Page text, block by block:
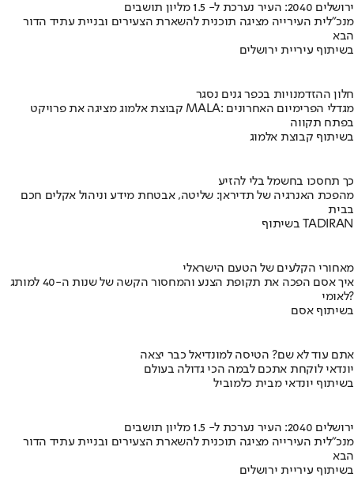
ירושלים 2040: העיר נערכת ל- 1.5 מליון תושבים
מנכ"לית העירייה מציגה תוכנית להשארת הצעירים ובניית עתיד הדור
הבא
בשיתוף עיריית ירושלים
חלון ההזדמנויות בכפר גנים נסגר
קבוצת אלמוג מציגה את פרויקט MALA: מגדלי הפרימיום האחרונים
בפתח תקווה
בשיתוף קבוצת אלמוג
כך תחסכו בחשמל בלי להזיע
מהפכת האנרגיה של תדיראן: שליטה, אבטחת מידע וניהול אקלים חכם
בבית
בשיתוף TADIRAN
מאחורי הקלעים של הטעם הישראלי
איך אסם הפכה את תקופת הצנע והמחסור הקשה של שנות ה-40 למותג
לאומי?
בשיתוף אסם
אתם עוד לא שם? הטיסה למונדיאל כבר יצאה
יונדאי לוקחת אתכם לבמה הכי גדולה בעולם
בשיתוף יונדאי מבית כלמוביל
ירושלים 2040: העיר נערכת ל- 1.5 מליון תושבים
מנכ"לית העירייה מציגה תוכנית להשארת הצעירים ובניית עתיד הדור
הבא
בשיתוף עיריית ירושלים